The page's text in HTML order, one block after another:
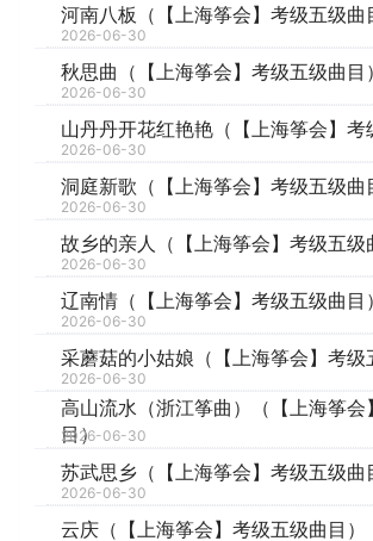
河南八板（【上海筝会】考级五级曲
2026-06-30
秋思曲（【上海筝会】考级五级曲目）
2026-06-30
山丹丹开花红艳艳（【上海筝会】考
2026-06-30
洞庭新歌（【上海筝会】考级五级曲
2026-06-30
故乡的亲人（【上海筝会】考级五级
2026-06-30
辽南情（【上海筝会】考级五级曲目）
2026-06-30
采蘑菇的小姑娘（【上海筝会】考级
2026-06-30
高山流水（浙江筝曲）（【上海筝会
目）
2026-06-30
苏武思乡（【上海筝会】考级五级曲
2026-06-30
云庆（【上海筝会】考级五级曲目）